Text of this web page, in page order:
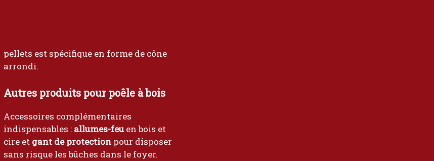
pellets est spécifique en forme de cône
arrondi.
Autres produits pour poêle à bois
Accessoires complémentaires
indispensables : allumes-feuen bois et
cire et gant de protection pour disposer
sans risque les bûches dans le foyer.